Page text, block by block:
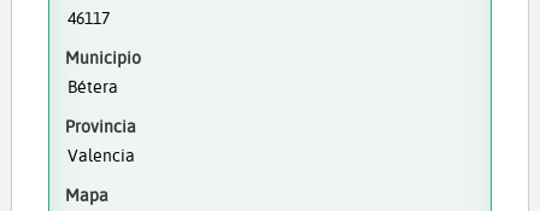
46117
Municipio
Bétera
Provincia
Valencia
Mapa